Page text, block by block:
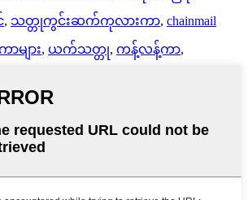
, သတ္တုကွင်းဆက်ကုလားကာ, chainmail
များ, ယက်သတ္တု, ကန့်လန့်ကာ,